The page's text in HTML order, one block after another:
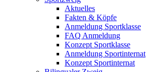
Aktuelles
Fakten & Köpfe
Anmeldung Sportklasse
FAQ Anmeldung
Konzept Sportklasse
Anmeldung Sportinternat
Konzept Sportinternat